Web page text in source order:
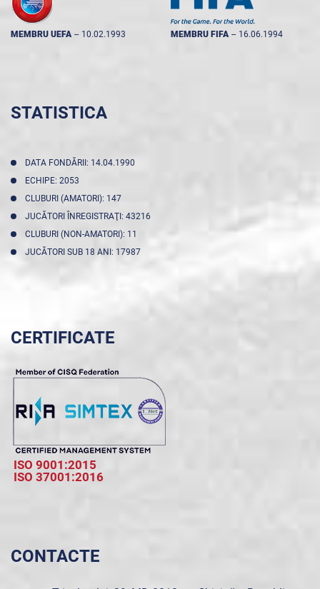
MEMBRU UEFA -- 10.02.1993 MEMBRU FIFA -- 16.06.1994
STATISTICA
DATA FONDĂRII: 14.04.1990
ECHIPE: 2053
CLUBURI (AMATORI): 147
JUCĂTORI ÎNREGISTRAŢI: 43216
CLUBURI (NON-AMATORI): 11
JUCĂTORI SUB 18 ANI: 17987
CERTIFICATE
ISO 9001:2015
ISO 37001:2016
CONTACTE